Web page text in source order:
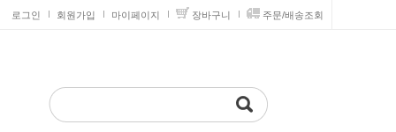
로그인 회원가입 마이페이지 장바구니 주문/배송조회